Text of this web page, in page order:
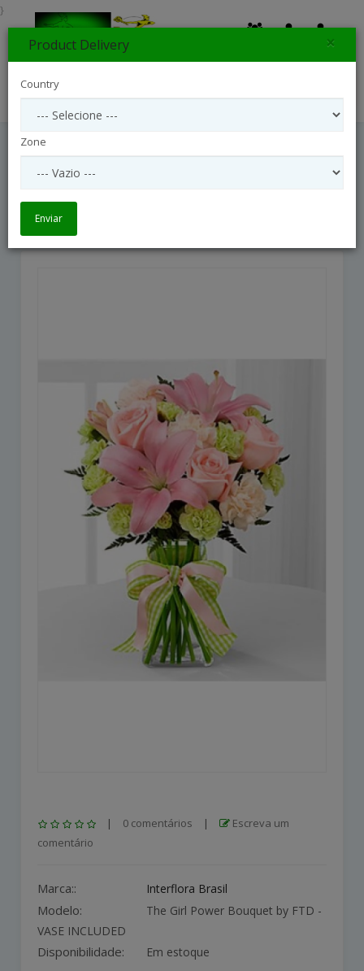
The Girl Power Bouquet By FTD - VASE
| 0 comentários |
Escreva um
comentário
Marca:: Interflora Brasil
Modelo:
The Girl Power Bouquet by FTD -
VASE INCLUDED
Disponibilidade: Em estoque
}
Product Delivery ×
Country
Zone
Enviar